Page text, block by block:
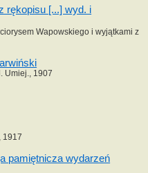
rękopisu [...] wyd. i
Wapowskiego i wyjątkami z
Umiej., 1907
1917
pamiętnicza wydarzeń